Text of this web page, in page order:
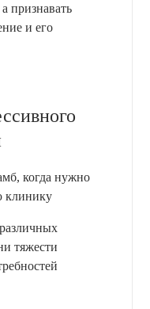
признавать
и его
когда нужно
клинику
тяжести